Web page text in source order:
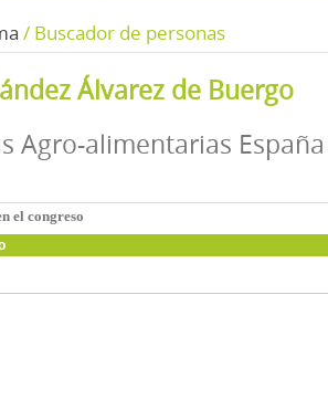
/ Buscador de personas
Álvarez de Buergo
Agro-alimentarias España
el congreso